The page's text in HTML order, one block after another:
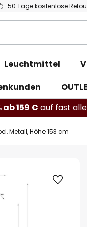
50 Tage kostenlose
Leuchtmittel
ab 159 € auf fast
Metall, Höhe 153 cm